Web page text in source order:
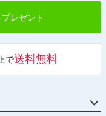
レゼント
で送料無料